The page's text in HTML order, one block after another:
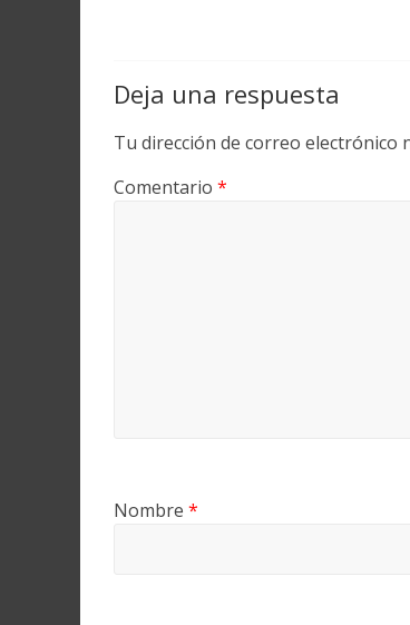
Deja una respuesta
Tu dirección de correo electrónico
Comentario *
Nombre *